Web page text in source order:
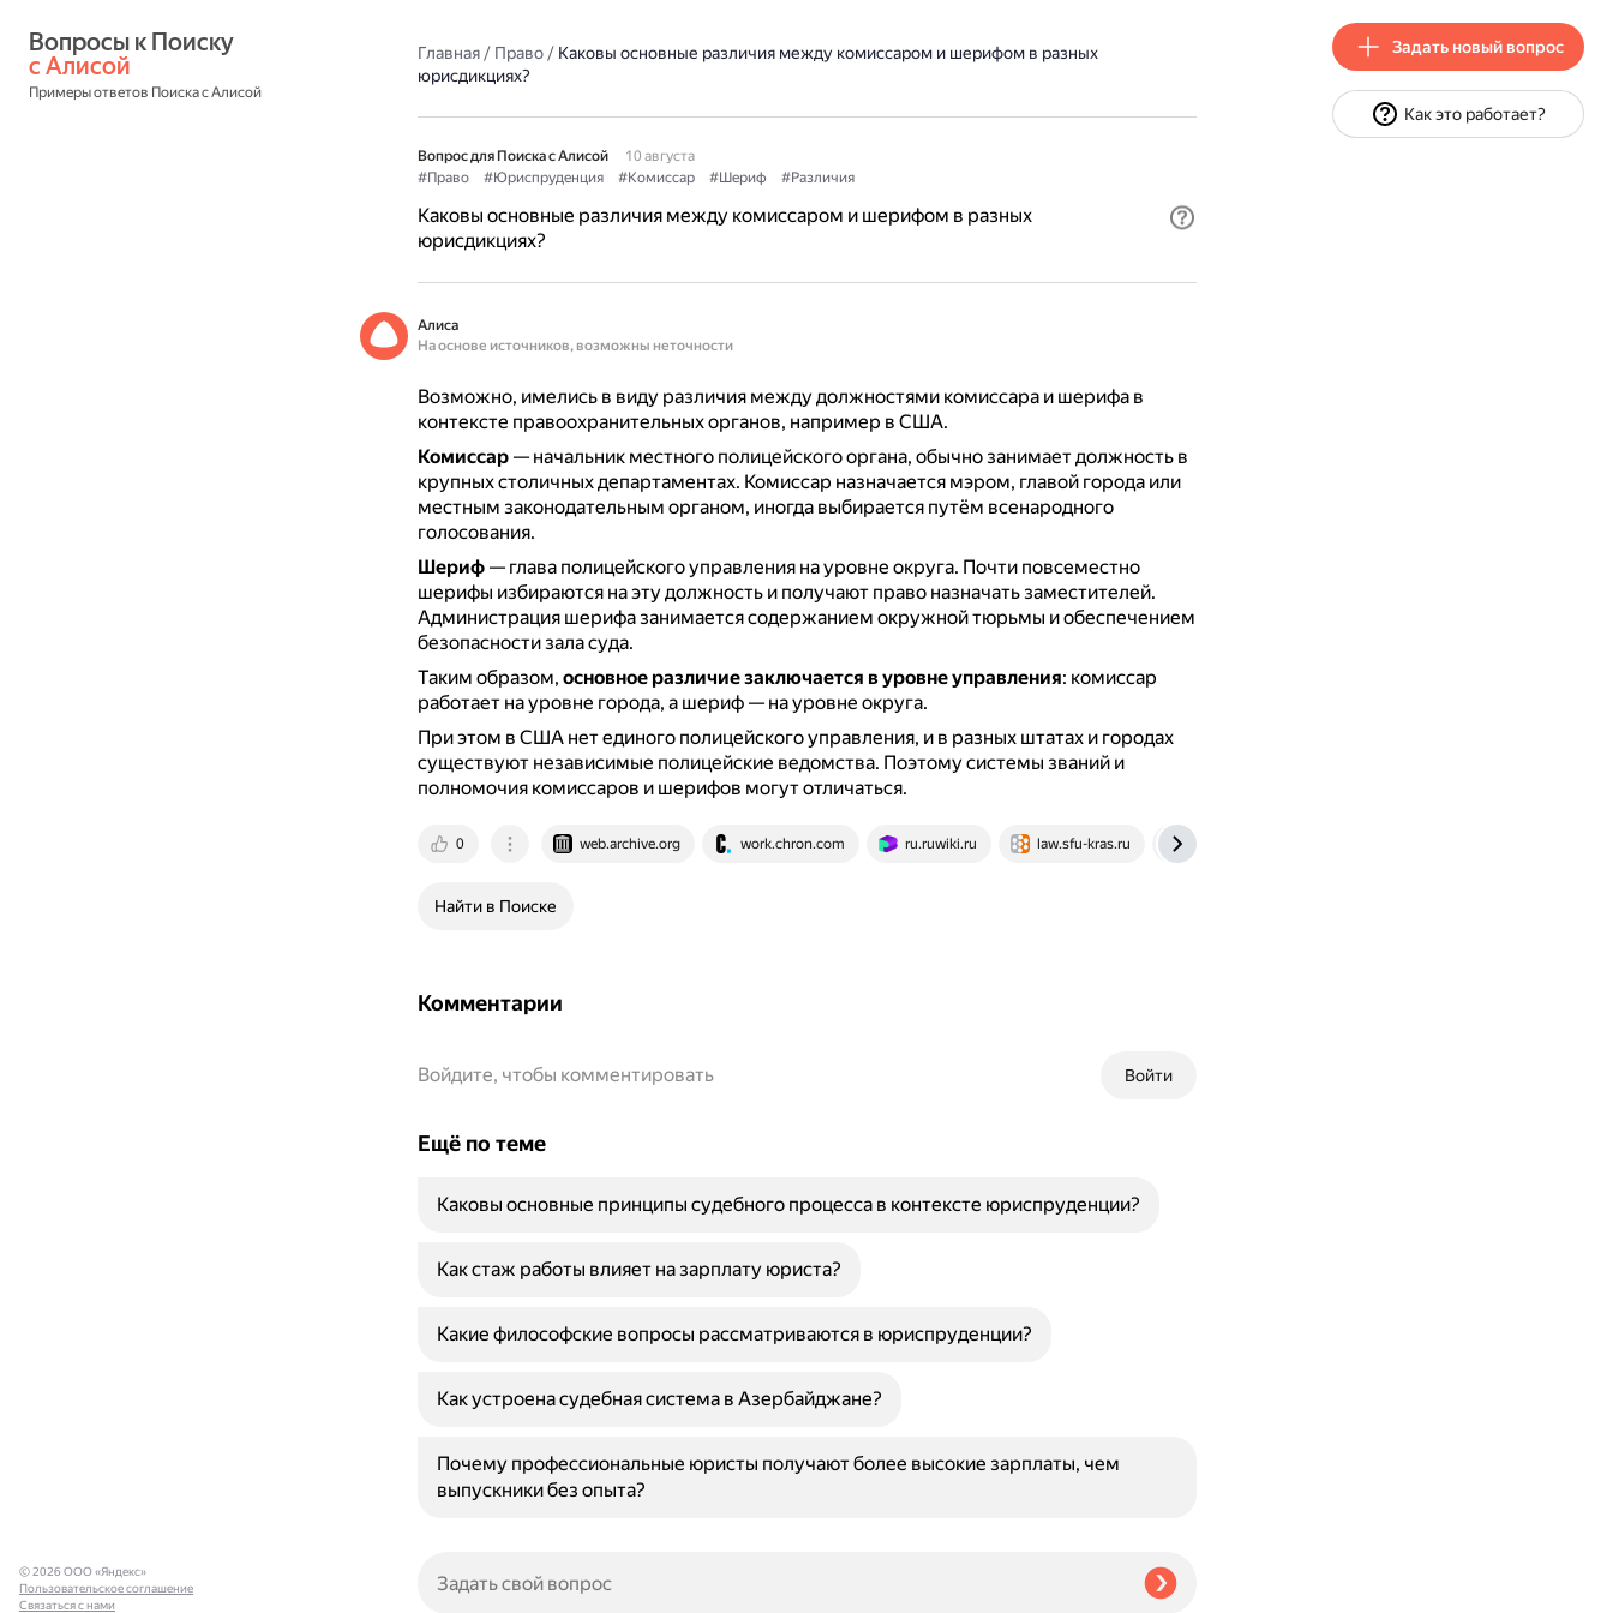
с Алисой
Примеры ответов Поиска с Алисой
Главная/ Право/ Каковы основные различия между комиссаром и шерифом в разных
юрисдикциях?
Вопрос для Поиска с Алисой
10 августа
#Право
#Юриспруденция #Комиссар #Шериф #Различия
Каковы основные различия между комиссаром и шерифом в разных
юрисдикциях?
Алиса
На основе источников, возможны неточности
Возможно, имелись в виду различия между должностями комиссара и шерифа в
контексте правоохранительных органов, например в США.
Комиссар— начальник местного полицейского органа, обычно занимает должность в
крупных столичных департаментах. Комиссар назначается мэром, главой города или
местным законодательным органом, иногда выбирается путём всенародного
голосования.
Шериф— глава полицейского управления на уровне округа. Почти повсеместно
шерифы избираются на эту должность и получают право назначать заместителей.
Администрация шерифа занимается содержанием окружной тюрьмы и обеспечением
безопасности зала суда.
Таким образом, основное различие заключается в уровне управления: комиссар
работает на уровне города, а шериф — на уровне округа.
При этом в США нет единого полицейского управления, и в разных штатах и городах
существуют независимые полицейские ведомства. Поэтому системы званий и
полномочия комиссаров и шерифов могут отличаться.
0 web.archive.org work.chron.com ru.ruwiki.ru law.sfu-kras.ru
Найти в Поиске
Комментарии
Войти
Войдите, чтобы комментировать
Ещё по теме
Каковы основные принципы судебного процесса в контексте юриспруденции?
Как стаж работы влияет на зарплату юриста?
Какие философские вопросы рассматриваются в юриспруденции?
Как устроена судебная система в Азербайджане?
Почему профессиональные юристы получают более высокие зарплаты, чем
выпускники без опыта?
© 2026 ООО «Яндекс»
Пользовательское соглашение
Связаться с нами
Задать новый вопрос
Как это работает?